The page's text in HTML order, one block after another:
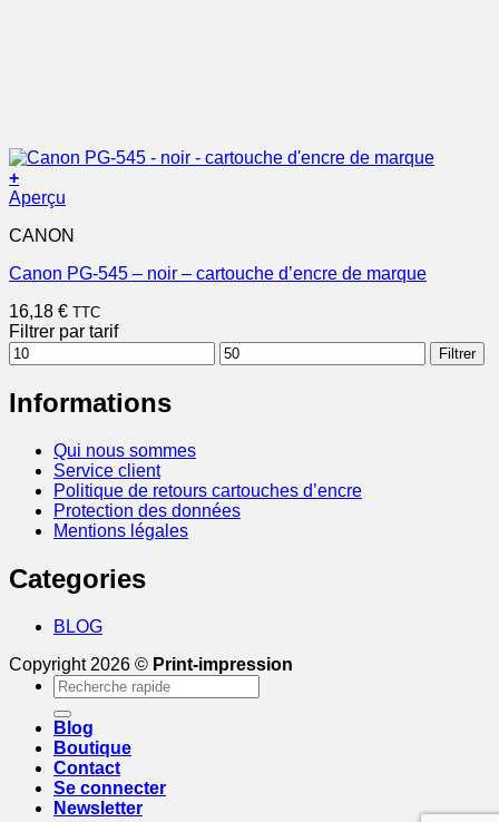
+
Aperçu
CANON
Canon PG-545 – noir – cartouche d’encre de marque
16,18 € TTC
Filtrer par tarif
Prix
min
Prix
max
Filtrer
Informations
Qui nous sommes
Service client
Politique de retours cartouches d’encre
Protection des données
Mentions légales
Categories
BLOG
Copyright 2026 © Print-impression
Recherche
pour :
Blog
Boutique
Contact
Se connecter
Newsletter